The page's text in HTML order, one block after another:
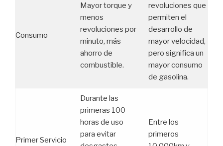
Consumo
Mayor torque y
menos
revoluciones por
minuto, más
ahorro de
combustible.
revoluciones que
permiten el
desarrollo de
mayor velocidad,
pero significa un
mayor consumo
de gasolina.
Primer Servicio
Durante las
primeras 100
horas de uso
para evitar
Entre los
primeros